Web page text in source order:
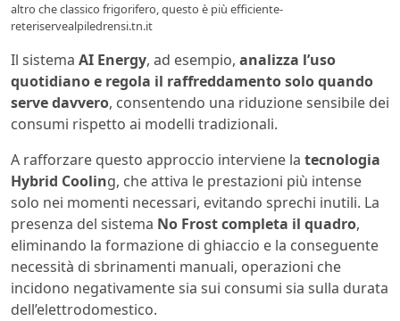
altro che classico frigorifero, questo è più efficiente-
reteriservealpiledrensi.tn.it
Il sistema AI Energy, ad esempio, analizza l’uso
quotidiano e regola il raffreddamento solo quando
serve davvero, consentendo una riduzione sensibile dei
consumi rispetto ai modelli tradizionali.
A rafforzare questo approccio interviene la tecnologia
Hybrid Cooling, che attiva le prestazioni più intense
solo nei momenti necessari, evitando sprechi inutili. La
presenza del sistema No Frost completa il quadro,
eliminando la formazione di ghiaccio e la conseguente
necessità di sbrinamenti manuali, operazioni che
incidono negativamente sia sui consumi sia sulla durata
dell’elettrodomestico.